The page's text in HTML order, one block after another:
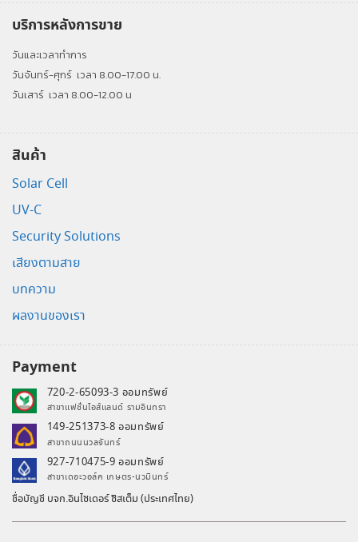
บริการหลังการขาย
วันและเวลาทำการ
วันจันทร์-ศุกร์ เวลา 8.00-17.00 น.
วันเสาร์ เวลา 8.00-12.00 น
สินค้า
Solar Cell
UV-C
Security Solutions
เสียงตามสาย
บทความ
ผลงานของเรา
Payment
720-2-65093-3 ออมทรัพย์
สาขาแฟชั่นไอส์แลนด์ รามอินทรา
149-251373-8 ออมทรัพย์
สาขาถนนนวลจันทร์
927-710475-9 ออมทรัพย์
สาขาเดอะวอล์ค เกษตร-นวมินทร์
ชื่อบัญชี บจก.อินไซเดอร์ ซิสเต็ม (ประเทศไทย)